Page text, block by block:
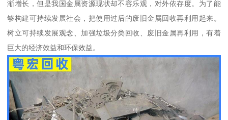
渐增长，但是我国金属资源现状却不容乐观，对外依存度。为了能
够构建可持续发展社会，把使用过后的废旧金属回收再利用起来。
树立可持续发展观念、加强垃圾分类回收、废旧金属再利用，有着
巨大的经济效益和环保效益。